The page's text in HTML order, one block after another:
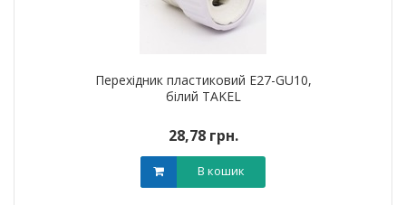
Перехідник пластиковий E27-GU10,
білий TAKEL
28,78 грн.
В кошик